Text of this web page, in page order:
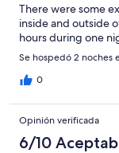
There were some
inside and outside
hours during one
Se hospedó 2 noches
0
Opinión verificada
6/10